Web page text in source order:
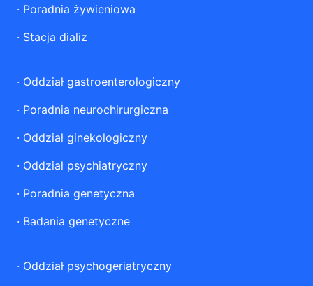
· Poradnia żywieniowa
· Stacja dializ
· Oddział gastroenterologiczny
· Poradnia neurochirurgiczna
· Oddział ginekologiczny
· Oddział psychiatryczny
· Poradnia genetyczna
· Badania genetyczne
· Oddział psychogeriatryczny